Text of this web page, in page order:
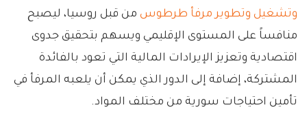
وتشغيل وتطوير مرفأ طرطوس من قبل روسيا، ليصبح
منافساً على المستوى الإقليمي ويسهم بتحقيق جدوى
اقتصادية وتعزيز الإيرادات المالية التي تعود بالفائدة
المشتركة، إضافة إلى الدور الذي يمكن أن يلعبه المرفأ في
تأمين احتياجات سورية من مختلف المواد.